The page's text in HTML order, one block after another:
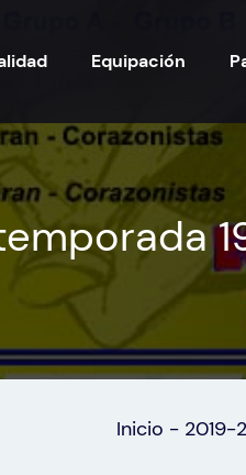
Equipación
Inicio - 2019-